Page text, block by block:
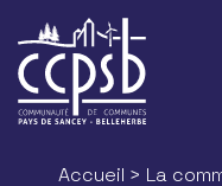
Accueil > La
Panneau de gestion